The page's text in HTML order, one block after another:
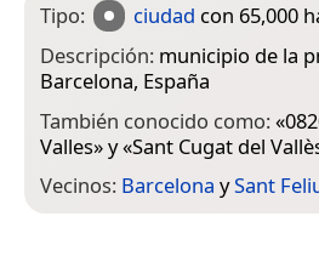
Tipo: ciudad con 65,000
Descripción: municipio de la
Barcelona‎, España
También conocido como:«
Valles» y «Sant Cugat del
Vecinos: Barcelona ySant